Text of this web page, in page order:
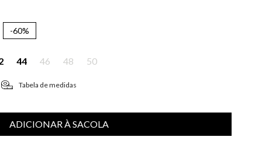
-60%
44 46 48 50
Tabela de medidas
ADICIONAR À SACOLA